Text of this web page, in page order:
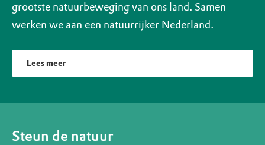
grootste natuurbeweging van ons land. Samen
werken we aan een natuurrijker Nederland.
Lees meer
Steun de natuur